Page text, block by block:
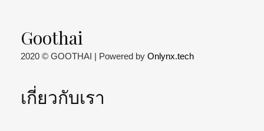
Goothai
2020 © GOOTHAI | Powered by Onlynx.tech
เกี่ยวกับเรา